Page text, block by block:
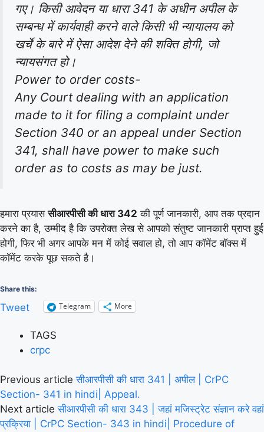
गए। किसी आवेदन या धारा 341 के अधीन अपील के
सम्बन्ध में कार्यवाही करने वाले किसी भी न्यायालय को
खर्चे के बारे में ऐसा आदेश देने की शक्ति होगी, जो
न्यायसंगत हो।
Power to order costs-
Any Court dealing with an application
made to it for filing a complaint under
Section 340 or an appeal under Section
341, shall have power to make such
order as to costs as may be just.
हमारा प्रयाससीआरपीसी की धारा 342 की पूर्ण जानकारी, आप तक प्रदान
करने का है, उम्मीद है कि उपरोक्त लेख से आपको संतुष्ट जानकारी प्राप्त हुई
होगी, फिर भी अगर आपके मन में कोई सवाल हो, तो आप कॉमेंट बॉक्स में
कॉमेंट करके पूछ सकते है।
Share this:
Tweet Telegram More
TAGS
crpc
Previous article सीआरपीसी की धारा 341 | अपील | CrPC
Section- 341 in hindi| Appeal.
Next article सीआरपीसी की धारा 343 | जहां मजिस्ट्रेट संज्ञान करे वहां
प्रक्रिया | CrPC Section- 343 in hindi| Procedure of